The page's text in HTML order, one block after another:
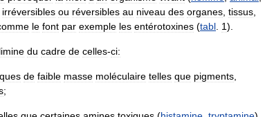
irréversibles ou réversibles au niveau des organes tissus
le font par exemple les entérotoxines (tabl 1).
du cadre de celles-ci:
de faible masse moléculaire telles que pigments
;